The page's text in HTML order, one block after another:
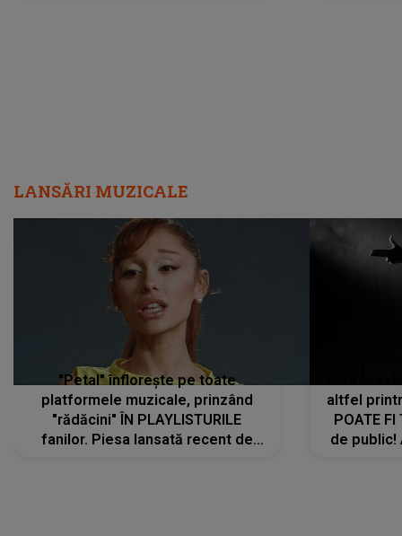
LANSĂRI MUZICALE
"Petal" înflorește pe toate
platformele muzicale, prinzând
"rădăcini" ÎN PLAYLISTURILE
fanilor. Piesa lansată recent de
altfel
POATE FI
de public!